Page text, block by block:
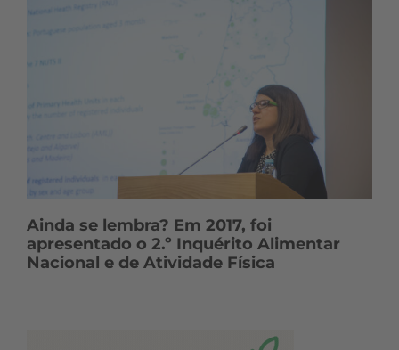
Ainda se lembra? Em 2017, foi
apresentado o 2.º Inquérito Alimentar
Nacional e de Atividade Física